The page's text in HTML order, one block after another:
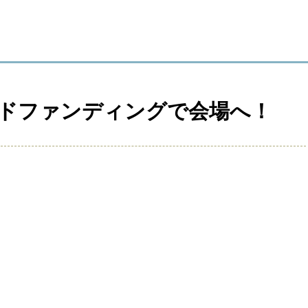
ファンディングで会場へ！